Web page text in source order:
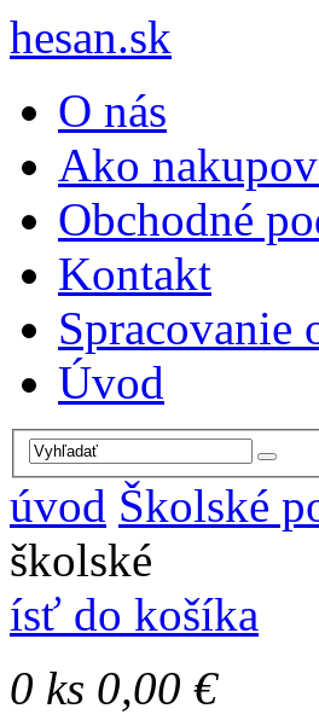
hesan.sk
O nás
Ako
Obchodné
Kontakt
Spracovanie
Úvod
úvod Školské
školské
ísť do košíka
0 ks 0,00 €